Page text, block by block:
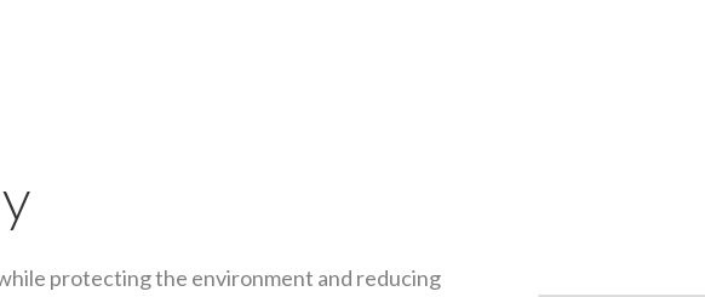
protecting the environment and reducing